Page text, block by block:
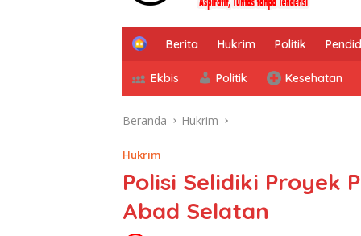
H
m
e
Berita Hukrim Politik
Ekbis Politik Kesehatan
Beranda Hukrim
Hukrim
Polisi Selidiki Proyek
Abad Selatan